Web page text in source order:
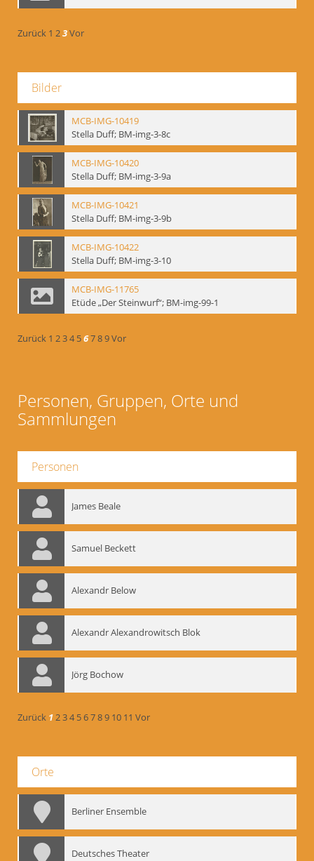
Zurück 1 23Vor
Bilder
MCB-IMG-10419
Stella Duff; BM-img-3-8c
MCB-IMG-10420
Stella Duff; BM-img-3-9a
MCB-IMG-10421
Stella Duff; BM-img-3-9b
MCB-IMG-10422
Stella Duff; BM-img-3-10
MCB-IMG-11765
Etüde „Der Steinwurf“; BM-img-99-1
Zurück 1 234 56789Vor
Personen, Gruppen, Orte und
Sammlungen
Personen
James Beale
Samuel Beckett
Alexandr Below
Alexandr Alexandrowitsch Blok
Jörg Bochow
Zurück 1234 56789 10 11 Vor
Orte
Berliner Ensemble
Deutsches Theater